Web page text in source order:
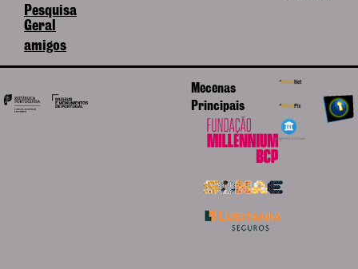
Pesquisa
Geral
amigos
Mecenas
Principais